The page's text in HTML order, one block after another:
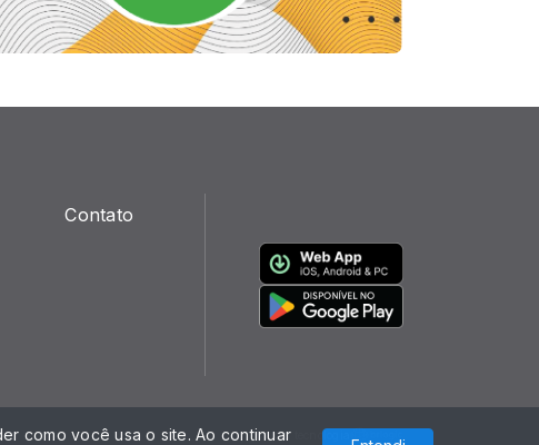
Contato
Com a tecnologia
como você usa o site. Ao continuar